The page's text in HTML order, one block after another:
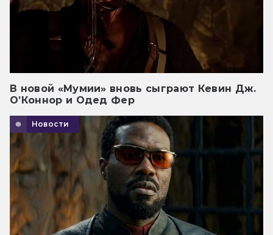
В новой «Мумии» вновь сыграют Кевин Дж.
О’Коннор и Одед Фер
Новости